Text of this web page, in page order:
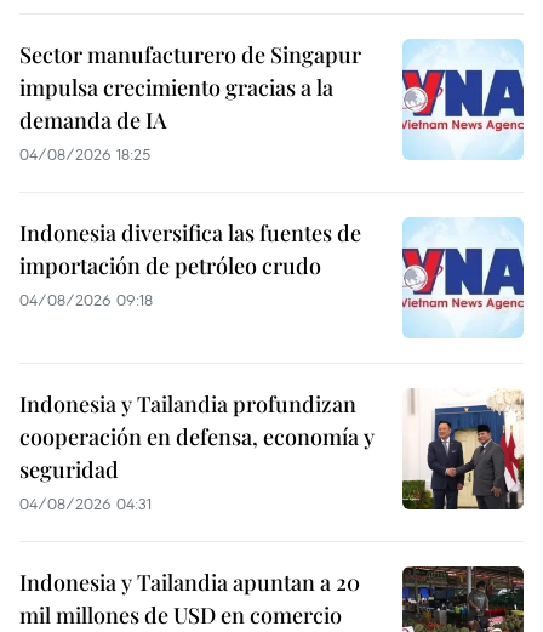
Sector manufacturero de Singapur
impulsa crecimiento gracias a la
demanda de IA
04/08/2026 18:25
Indonesia diversifica las fuentes de
importación de petróleo crudo
04/08/2026 09:18
Indonesia y Tailandia profundizan
cooperación en defensa, economía y
seguridad
04/08/2026 04:31
Indonesia y Tailandia apuntan a 20
mil millones de USD en comercio